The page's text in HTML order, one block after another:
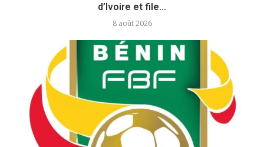
d’Ivoire et file...
8 août 2026